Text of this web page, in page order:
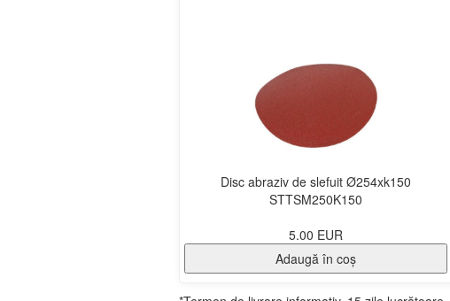
Disc abraziv de slefuit Ø254xk150
STTSM250K150
5.00 EUR
Adaugă în coş